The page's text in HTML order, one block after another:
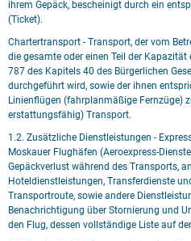
ihrem Gepäck, bescheinigt durch ein
(Ticket).
Chartertransport - Transport, der vom
die gesamte oder einen Teil der
787 des Kapitels 40 des Bürgerlichen
durchgeführt wird, sowie der ihnen
Linienflügen (fahrplanmäßige Fernzüge)
erstattungsfähig) Transport.
1.2. Zusätzliche Dienstleistungen -
Moskauer Flughäfen (Aeroexpress-
Gepäckverlust während des Transports,
Hoteldienstleistungen, Transferdienste
Transportroute, sowie andere
Benachrichtigung über Stornierung und
den Flug, dessen vollständige Liste auf